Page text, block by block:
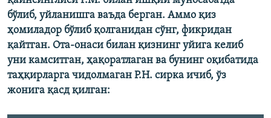
бўлиб, уйланишга ваъда берган. Аммо қиз
ҳомиладор бўлиб қолганидан сўнг, фикридан
қайтган. Ота-онаси билан қизнинг уйига келиб
уни камситган, ҳақоратлаган ва бунинг оқибатида
таҳқирларга чидолмаган Р.Н. сирка ичиб, ўз
жонига қасд қилган: